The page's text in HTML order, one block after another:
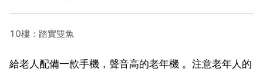
10樓：踏實雙魚
給老人配備一款手機，聲音高的老年機 。注意老年人的